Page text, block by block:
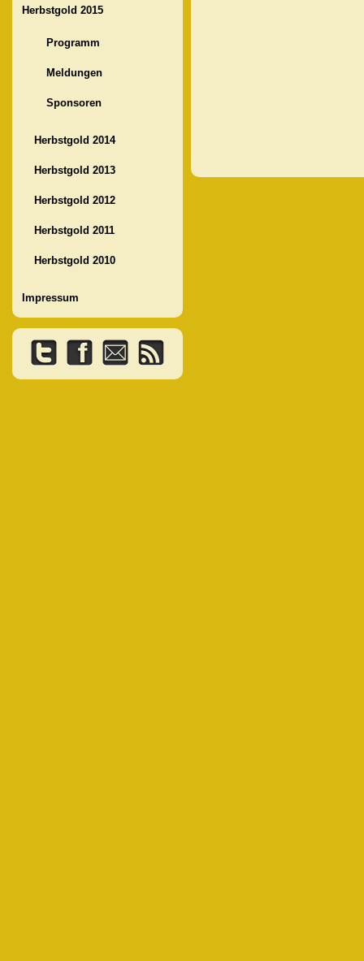
Herbstgold 2015
Programm
Meldungen
Sponsoren
Herbstgold 2014
Herbstgold 2013
Herbstgold 2012
Herbstgold 2011
Herbstgold 2010
Impressum